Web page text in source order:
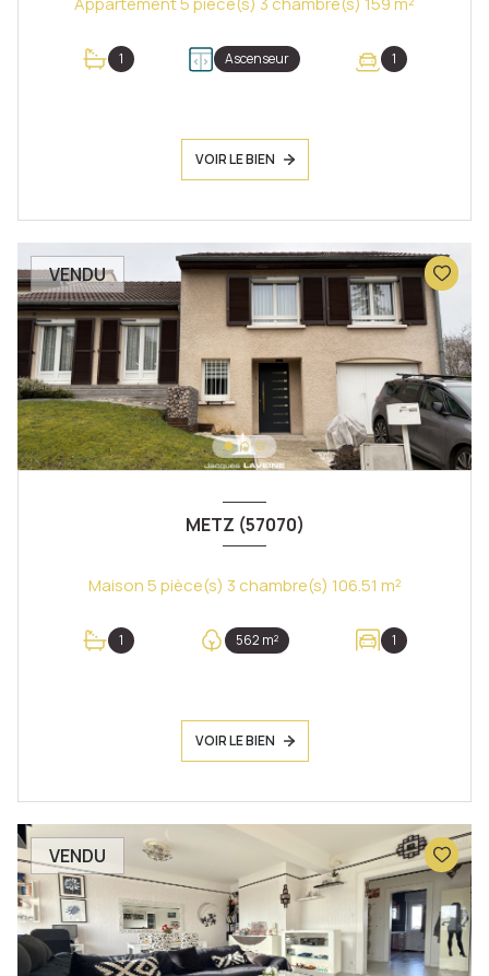
1 Ascenseur 1
VOIR LE BIEN
VENDU
METZ (57070)
Maison 5 pièce(s) 3 chambre(s) 106.51 m²
1 562 m² 1
VOIR LE BIEN
VENDU